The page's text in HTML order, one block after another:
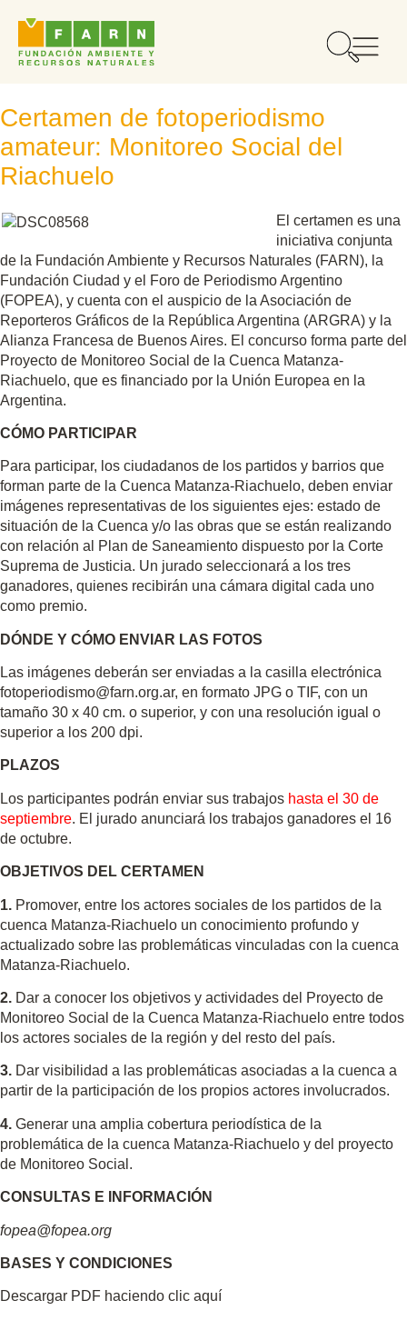
Certamen de fotoperiodismo
amateur: Monitoreo Social del
Riachuelo
El certamen es una
iniciativa conjunta
de la Fundación Ambiente y Recursos Naturales (FARN), la
Fundación Ciudad y el Foro de Periodismo Argentino
(FOPEA), y cuenta con el auspicio de la Asociación de
Reporteros Gráficos de la República Argentina (ARGRA) y la
Alianza Francesa de Buenos Aires. El concurso forma parte del
Proyecto de Monitoreo Social de la Cuenca Matanza-
Riachuelo, que es financiado por la Unión Europea en la
Argentina.
CÓMO PARTICIPAR
Para participar, los ciudadanos de los partidos y barrios que
forman parte de la Cuenca Matanza-Riachuelo, deben enviar
imágenes representativas de los siguientes ejes: estado de
situación de la Cuenca y/o las obras que se están realizando
con relación al Plan de Saneamiento dispuesto por la Corte
Suprema de Justicia. Un jurado seleccionará a los tres
ganadores, quienes recibirán una cámara digital cada uno
como premio.
DÓNDE Y CÓMO ENVIAR LAS FOTOS
Las imágenes deberán ser enviadas a la casilla electrónica
fotoperiodismo@farn.org.ar, en formato JPG o TIF, con un
tamaño 30 x 40 cm. o superior, y con una resolución igual o
superior a los 200 dpi.
PLAZOS
Los participantes podrán enviar sus trabajos hasta el 30 de
septiembre. El jurado anunciará los trabajos ganadores el 16
de octubre.
OBJETIVOS DEL CERTAMEN
1. Promover, entre los actores sociales de los partidos de la
cuenca Matanza-Riachuelo un conocimiento profundo y
actualizado sobre las problemáticas vinculadas con la cuenca
Matanza-Riachuelo.
2. Dar a conocer los objetivos y actividades del Proyecto de
Monitoreo Social de la Cuenca Matanza-Riachuelo entre todos
los actores sociales de la región y del resto del país.
3. Dar visibilidad a las problemáticas asociadas a la cuenca a
partir de la participación de los propios actores involucrados.
4. Generar una amplia cobertura periodística de la
problemática de la cuenca Matanza-Riachuelo y del proyecto
de Monitoreo Social.
CONSULTAS E INFORMACIÓN
fopea@fopea.org
BASES Y CONDICIONES
Descargar PDF haciendo clic aquí